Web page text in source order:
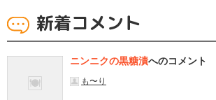
新着コメント
ニンニクの黒糖漬へのコメント
も〜り